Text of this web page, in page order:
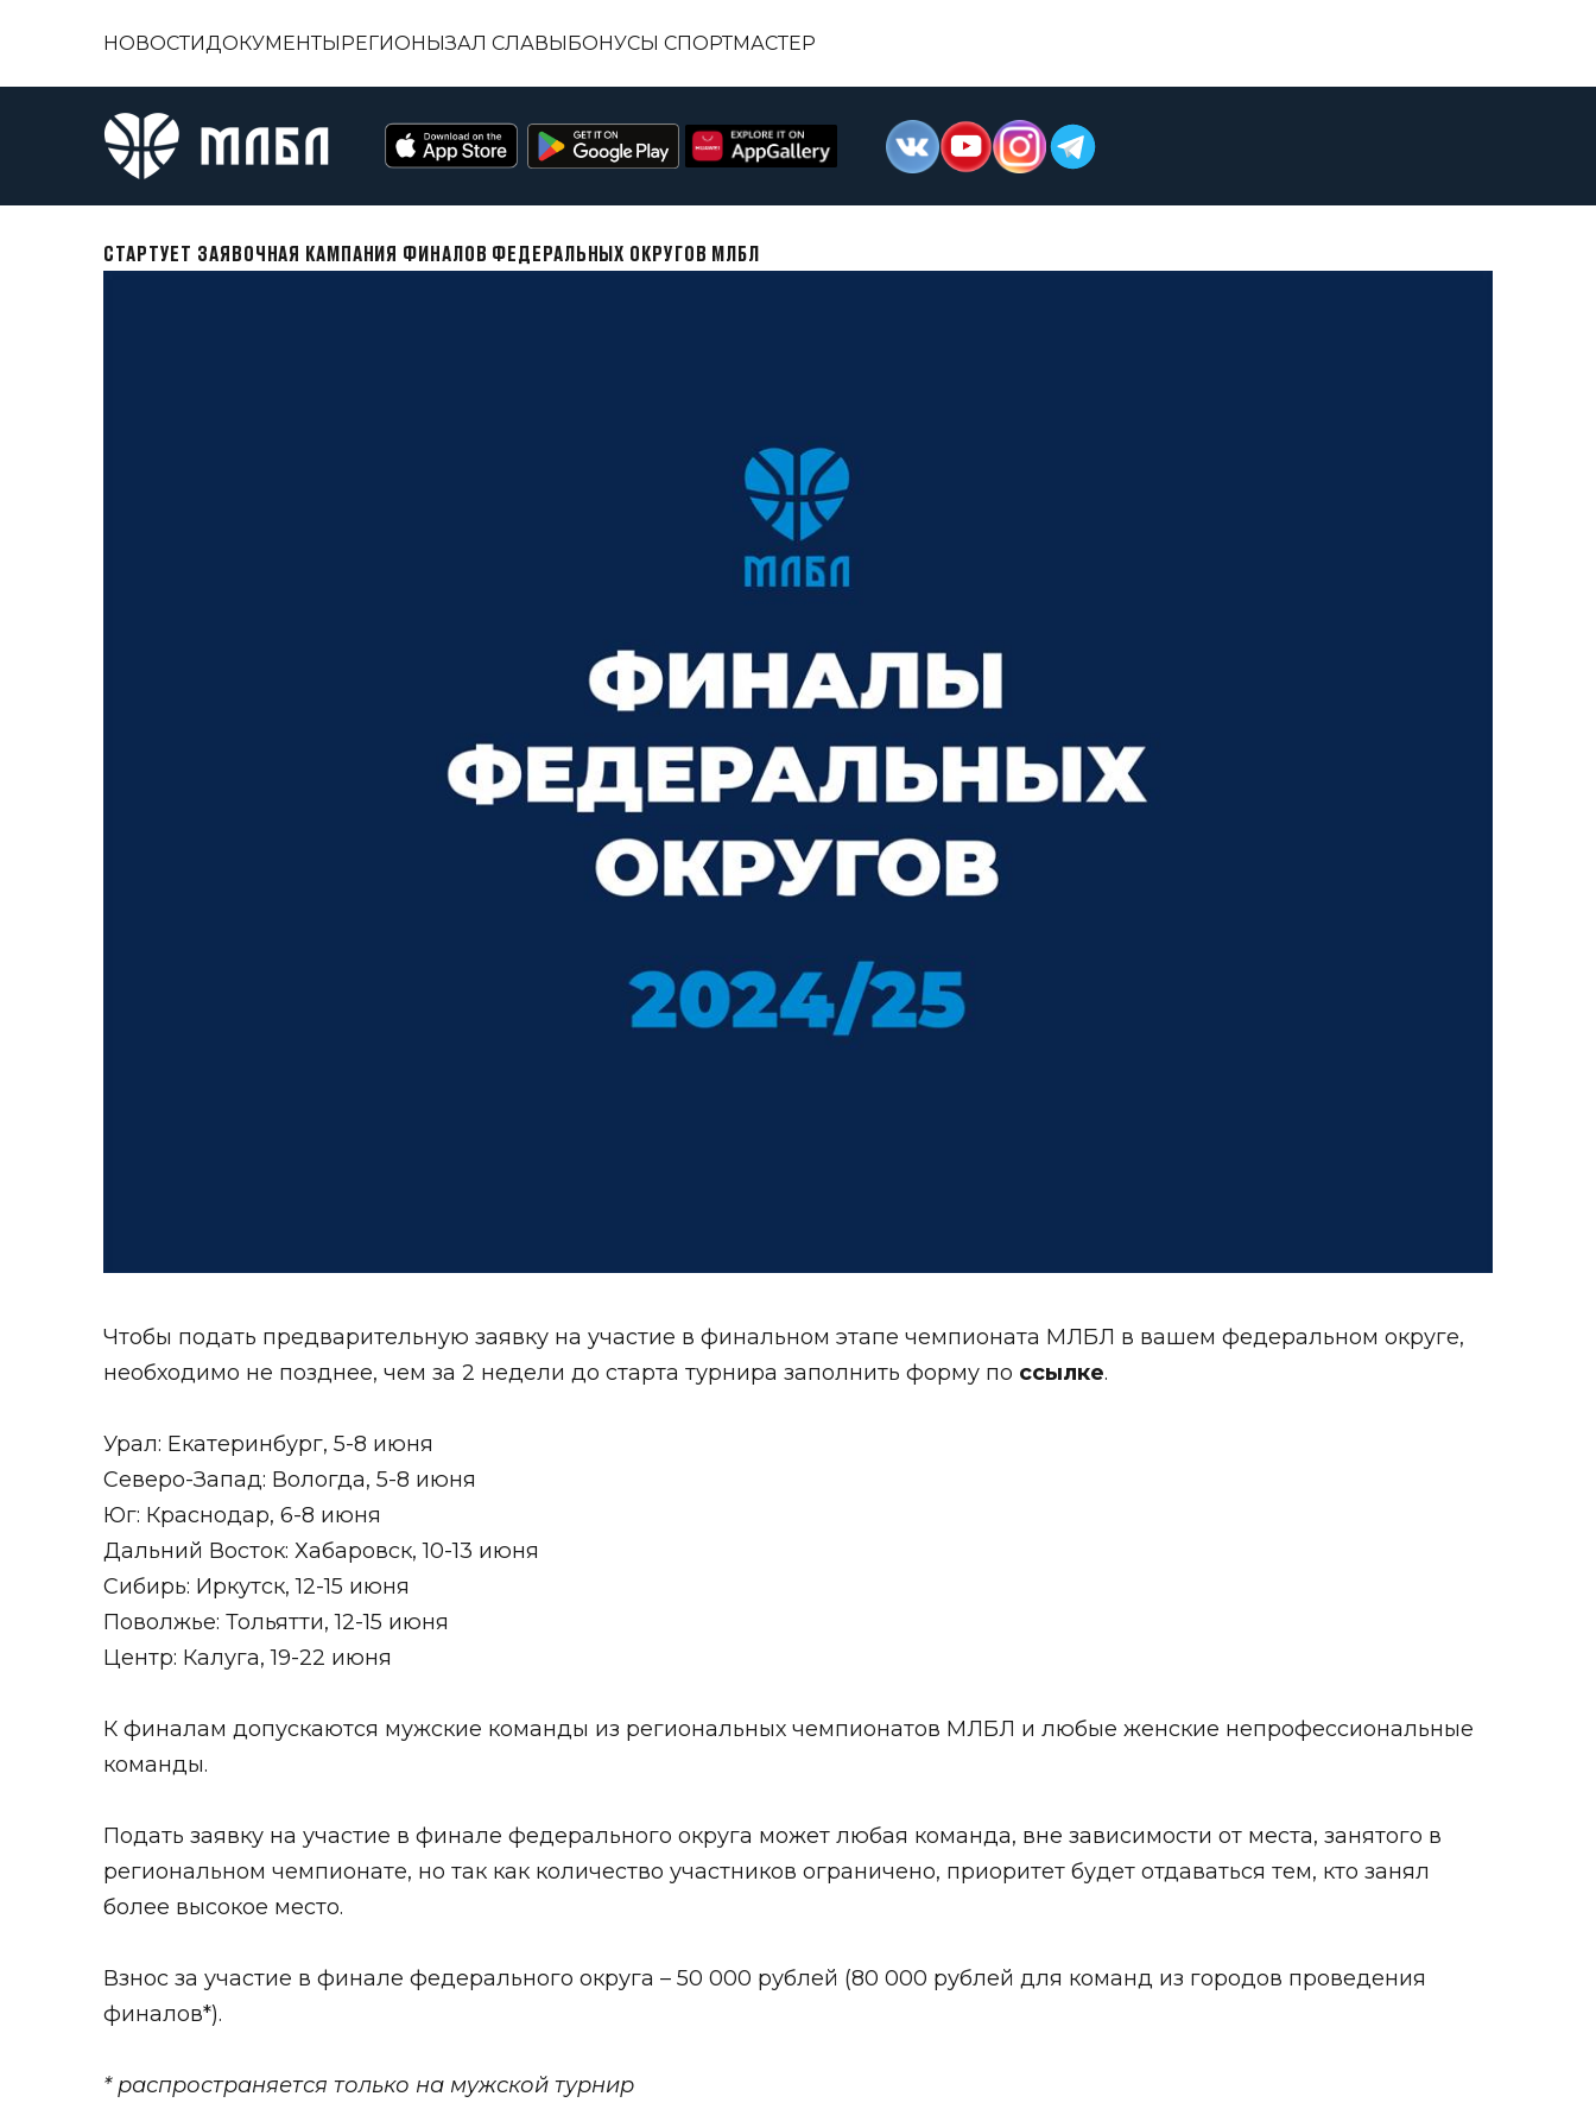
НОВОСТИДОКУМЕНТЫРЕГИОНЫЗАЛ СЛАВЫБОНУСЫ СПОРТМАСТЕР
СТАРТУЕТ ЗАЯВОЧНАЯ КАМПАНИЯ ФИНАЛОВ ФЕДЕРАЛЬНЫХ ОКРУГОВ МЛБЛ
Чтобы подать предварительную заявку на участие в финальном этапе чемпионата МЛБЛ в вашем федеральном округе,
необходимо не позднее, чем за 2 недели до старта турнира заполнить форму по ссылке.
Урал: Екатеринбург, 5-8 июня
Северо-Запад: Вологда, 5-8 июня
Юг: Краснодар, 6-8 июня
Дальний Восток: Хабаровск, 10-13 июня
Сибирь: Иркутск, 12-15 июня
Поволжье: Тольятти, 12-15 июня
Центр: Калуга, 19-22 июня
К финалам допускаются мужские команды из региональных чемпионатов МЛБЛ и любые женские непрофессиональные
команды.
Подать заявку на участие в финале федерального округа может любая команда, вне зависимости от места, занятого в
региональном чемпионате, но так как количество участников ограничено, приоритет будет отдаваться тем, кто занял
более высокое место.
Взнос за участие в финале федерального округа – 50 000 рублей (80 000 рублей для команд из городов проведения
финалов*).
* распространяется только на мужской турнир